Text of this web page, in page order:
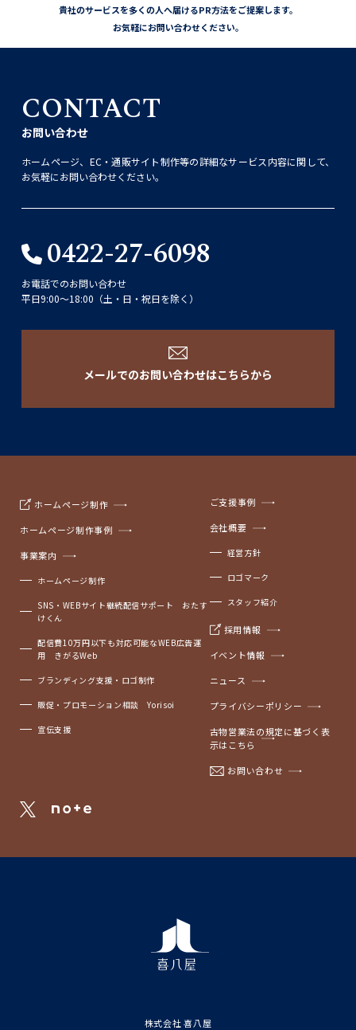
貴社のサービスを多くの人へ届けるPR方法をご提案します。
お気軽にお問い合わせください。
CONTACT
お問い合わせ
ホームページ、EC・通販サイト制作等の詳細なサービス内容に関して、
お気軽にお問い合わせください。
0422-27-6098
お電話でのお問い合わせ
平日9:00〜18:00（土・日・祝日を除く）
メールでのお問い合わせはこちらから
ホームページ制作
ホームページ制作事例
事業案内
ホームページ制作
SNS・WEBサイト継続配信サポート おたす
けくん
配信費10万円以下も対応可能なWEB広告運
用 きがるWeb
ブランディング支援・ロゴ制作
販促・プロモーション相談 Yorisoi
宣伝支援
ご支援事例
会社概要
経営方針
ロゴマーク
スタッフ紹介
採用情報
イベント情報
ニュース
プライバシーポリシー
古物営業法の規定に基づく表
示はこちら
お問い合わせ
株式会社 喜八屋